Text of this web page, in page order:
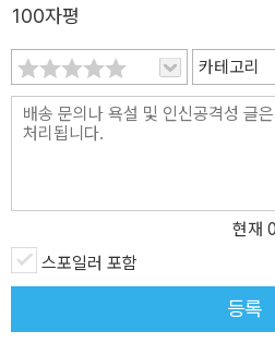
도 하다. 제11회 젊은작가상 수상작인
제소설로 선정된 〈오래된 협약〉을 포
해하려는 마음으로 쓴 경이롭고 아름
소설집에서 작가는 섬세한 문장과 꿋
깊은 사유에 더해 세심한 관찰자로서
는 인물들은 하나같이 사랑과 이해를
이해하기 때문에 참고 멈추는 것이
떤 사회적인 전복을 꿈꾼다. 진짜 내가
고(〈캐빈 방정식〉), 진짜 내가 되기 위
진짜 내가 되기 위해 정상인들에게 테
100자평
카테고리
현재 0
스포일러 포함
등록